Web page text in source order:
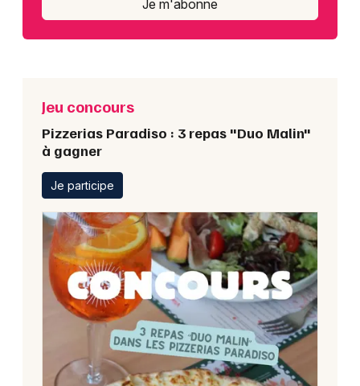
Je m'abonne
Jeu concours
Pizzerias Paradiso : 3 repas "Duo Malin"
à gagner
Je participe